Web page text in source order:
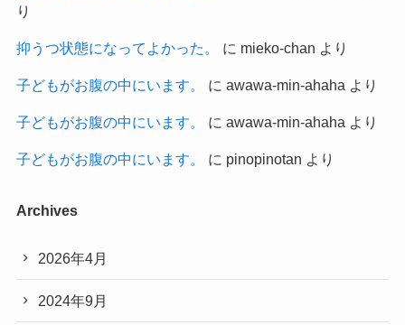
り
抑うつ状態になってよかった。 に mieko-chan より
子どもがお腹の中にいます。 に awawa-min-ahaha より
子どもがお腹の中にいます。 に awawa-min-ahaha より
子どもがお腹の中にいます。 に pinopinotan より
Archives
2026年4月
2024年9月